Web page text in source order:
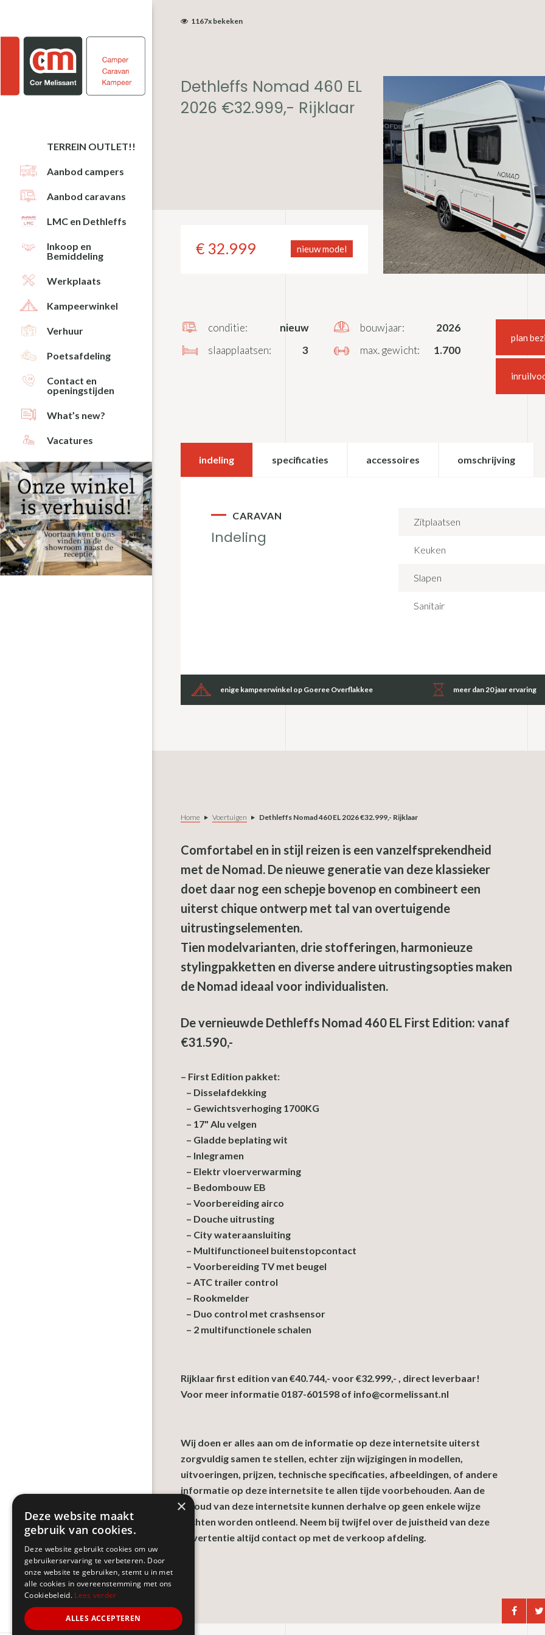
de
de
sidebar
TERREIN OUTLET!!
Aanbod campers
Aanbod caravans
LMC en Dethleffs
Inkoop en
Bemiddeling
Werkplaats
Kampeerwinkel
Verhuur
Poetsafdeling
Contact en
openingstijden
What’s new?
Vacatures
1167x bekeken
Dethleffs Nomad 460 EL
2026 €32.999,- Rijklaar
€ 32.999 nieuw model
conditie:
nieuw
slaapplaatsen:
3
bouwjaar:
2026
max. gewicht:
1.700
plan
indeling specificaties accessoires omschrijving
CARAVAN
Indeling
Zitplaatsen
Keuken
Slapen
Sanitair
enige kampeerwinkel op Goeree Overflakkee meer dan 20 jaar ervaring
Home Voertuigen Dethleffs Nomad 460 EL 2026 €32.999,- Rijklaar
Comfortabel en in stijl reizen is een vanzelfsprekendheid
met de Nomad. De nieuwe generatie van deze klassieker
doet daar nog een schepje bovenop en combineert een
uiterst chique ontwerp met tal van overtuigende
uitrustingselementen.
Tien modelvarianten, drie stofferingen, harmonieuze
stylingpakketten en diverse andere uitrustingsopties maken
de Nomad ideaal voor individualisten.
De vernieuwde Dethleffs Nomad 460 EL First Edition: vanaf
€31.590,-
– First Edition pakket:
– Disselafdekking
– Gewichtsverhoging 1700KG
– 17" Alu velgen
– Gladde beplating wit
– Inlegramen
– Elektr vloerverwarming
– Bedombouw EB
– Voorbereiding airco
– Douche uitrusting
– City wateraansluiting
– Multifunctioneel buitenstopcontact
– Voorbereiding TV met beugel
– ATC trailer control
– Rookmelder
– Duo control met crashsensor
– 2 multifunctionele schalen
Rijklaar first edition van €40.744,- voor €32.999,- , direct leverbaar!
Voor meer informatie 0187-601598 of info@cormelissant.nl
Wij doen er alles aan om de informatie op deze internetsite uiterst
zorgvuldig samen te stellen, echter zijn wijzigingen in modellen,
uitvoeringen, prijzen, technische specificaties, afbeeldingen, of andere
informatie op deze internetsite te allen tijde voorbehouden. Aan de
inhoud van deze internetsite kunnen derhalve op geen enkele wijze
rechten worden ontleend. Neem bij twijfel over de juistheid van deze
advertentie altijd contact op met de verkoop afdeling.
×
Deze website maakt
gebruik van cookies.
Deze website gebruikt cookies om uw
gebruikerservaring te verbeteren. Door
onze website te gebruiken, stemt u in met
alle cookies in overeenstemming met ons
Cookiebeleid. Lees verder
ALLES ACCEPTEREN